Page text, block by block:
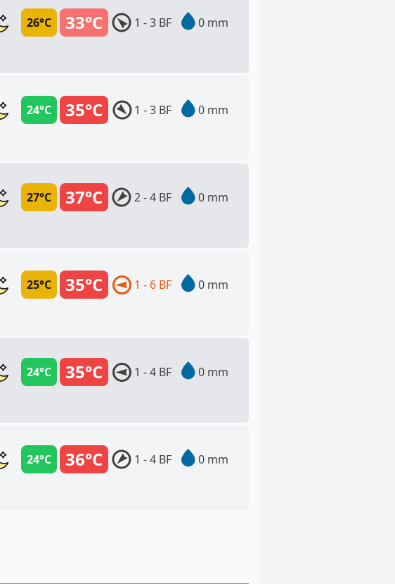
33°C
26°C 1 - 3 BF 0 mm
35°C
24°C 1 - 3 BF 0 mm
37°C
27°C 2 - 4 BF 0 mm
35°C
25°C 1 - 6 BF 0 mm
35°C
24°C 1 - 4 BF 0 mm
36°C
24°C 1 - 4 BF 0 mm